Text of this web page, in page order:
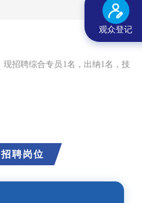
招聘综合专员1名，出纳1名，技
招聘岗位
观众登记